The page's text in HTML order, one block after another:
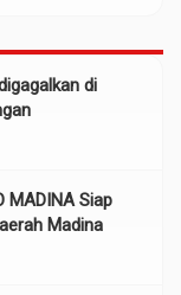
di
MADINA Siap
Madina